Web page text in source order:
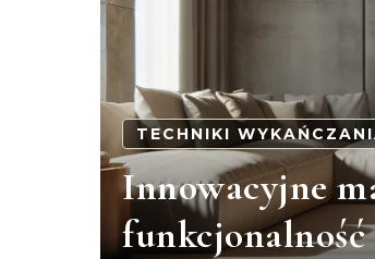
TECHNIKI
Innowacyjne
funkcjonalność